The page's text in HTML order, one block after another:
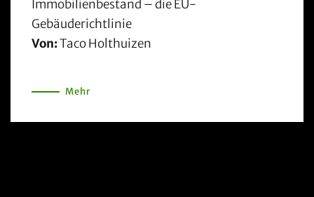
Immobilienbestand – die EU-
Gebäuderichtlinie
Von:Taco Holthuizen
Mehr